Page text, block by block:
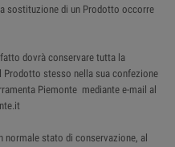
sostituzione di un Prodotto occorre
dovrà conservare tutta la
Prodotto stesso nella sua confezione
Piemonte mediante e-mail al
stato di conservazione, al